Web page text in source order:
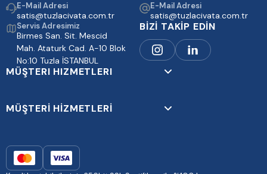
E-Mail Adresi
satis@tuzlacivata.com.tr
E-Mail Adresi
satis@tuzlacivata.com.tr
Servis Adresimiz
Birmes San. Sit. Mescid
Mah. Ataturk Cad. A-10 Blok
No:10 Tuzla İSTANBUL
BİZİ TAKİP EDİN
MÜŞTERI HIZMETLERI
MÜŞTERİ HİZMETLERİ